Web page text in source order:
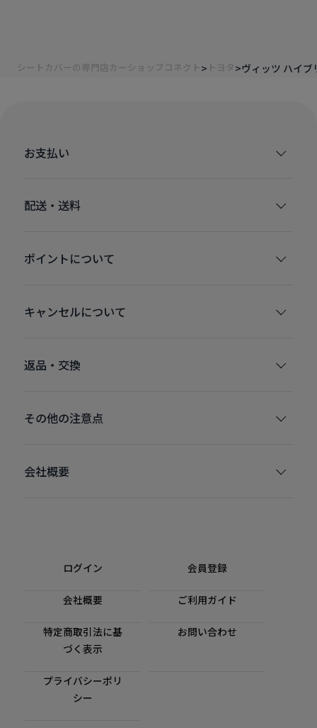
シートカバーの専門店カーショップコネクト トヨタ ヴィッツ ハイブ
お支払い
配送・送料
ポイントについて
キャンセルについて
返品・交換
その他の注意点
会社概要
ログイン 会員登録
会社概要 ご利用ガイド
特定商取引法に基
づく表示
お問い合わせ
プライバシーポリ
シー